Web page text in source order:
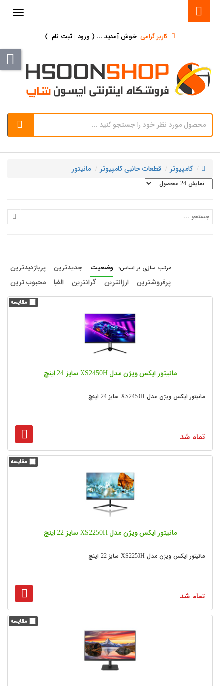
کاربر گرامی خوش آمدید ... ( ورود | ثبت نام )
کامپیوتر قطعات جانبی کامپیوتر مانیتور
وضعیت جدیدترین
پربازدیدترین
پرفروشترین
ارزانترین گرانترین الفبا محبوب ترین
مانیتور ایکس ویژن مدل XS2450H سایز 24 اینچ
مانیتور ایکس ویژن مدل XS2450H سایز 24 اینچ
تمام شد
مانیتور ایکس ویژن مدل XS2250H سایز 22 اینچ
مانیتور ایکس ویژن مدل XS2250H سایز 22 اینچ
تمام شد